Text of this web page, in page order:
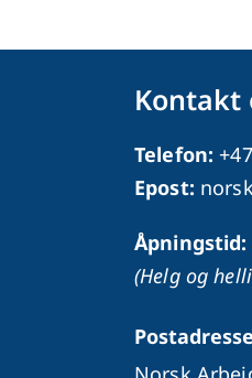
Kontakt
Telefon:
Epost:
Åpningstid:
(Helg og